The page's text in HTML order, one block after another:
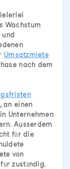
Wachstum
Umsatzmiete
nach dem
an einen
Unternehmen
Ausserdem
für die
von
zuständig.